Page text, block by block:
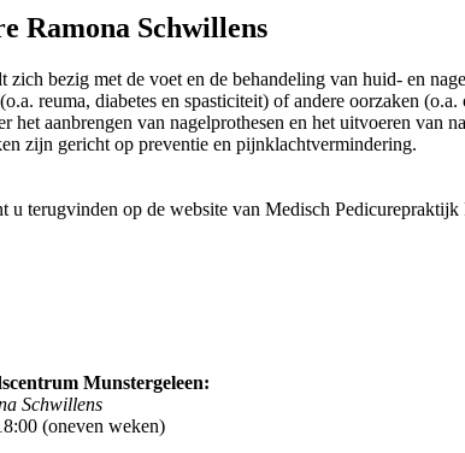
Ramona Schwillens
zich bezig met de voet en de behandeling van huid- en
reuma, diabetes en spasticiteit) of andere oorzaken
het aanbrengen van nagelprothesen en het uitvoeren van
zijn gericht op preventie en pijnklachtvermindering.
u terugvinden op de website van Medisch Pedicurepraktijk
Munstergeleen:
Schwillens
(oneven weken)